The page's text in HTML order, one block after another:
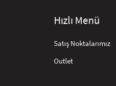
Hızlı Menü
Satış Noktalarımız
Outlet